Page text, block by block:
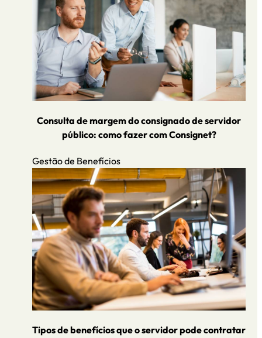
Consulta de margem do consignado de servidor
público: como fazer com Consignet?
Gestão de Benefícios
Tipos de benefícios que o servidor pode contratar